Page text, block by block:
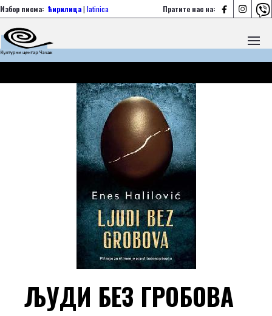
Пратите нас на:   
Избор писма: ћирилица| latinica
ЉУДИ БЕЗ ГРОБОВА